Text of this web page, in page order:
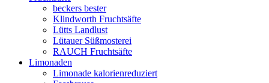
beckers bester
Klindworth Fruchtsäfte
Lütts Landlust
Lütauer Süßmosterei
RAUCH Fruchtsäfte
Limonaden
Limonade kalorienreduziert